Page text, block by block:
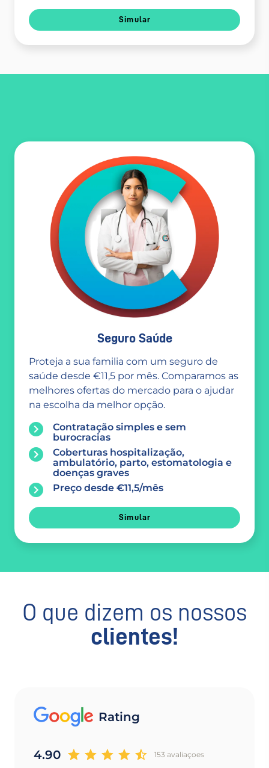
Simular
Seguro Saúde
Proteja a sua familia com um seguro de
saúde desde €11,5 por mês. Comparamos as
melhores ofertas do mercado para o ajudar
na escolha da melhor opção.
Contratação simples e sem
burocracias
Coberturas hospitalização,
ambulatório, parto, estomatologia e
doenças graves
Preço desde €11,5/mês
Simular
O que dizem os nossos
clientes!
Rating
4.90 153 avaliaçoes